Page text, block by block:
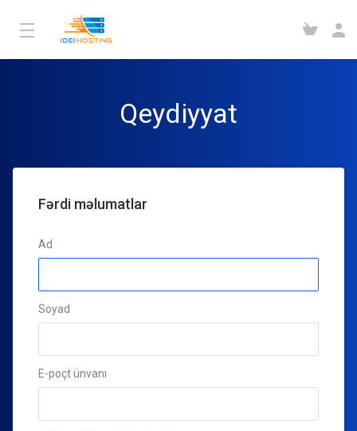
Qeydiyyat
Fərdi məlumatlar
Ad
Soyad
E-poçt ünvanı